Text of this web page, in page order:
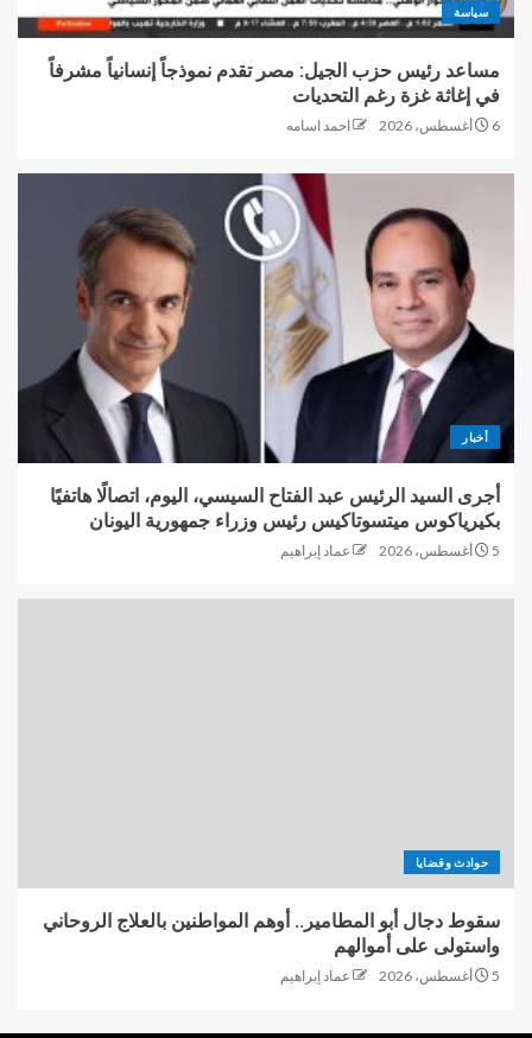
سياسة
مساعد رئيس حزب الجيل: مصر تقدم نموذجاً إنسانياً مشرفاً
في إغاثة غزة رغم التحديات
6 أغسطس، 2026 احمد اسامه
أخبار
أجرى السيد الرئيس عبد الفتاح السيسي، اليوم، اتصالًا هاتفيًا
بكيرياكوس ميتسوتاكيس رئيس وزراء جمهورية اليونان
5 أغسطس، 2026 عماد إبراهيم
حوادث وقضايا
سقوط دجال أبو المطامير.. أوهم المواطنين بالعلاج الروحاني
واستولى على أموالهم
5 أغسطس، 2026 عماد إبراهيم